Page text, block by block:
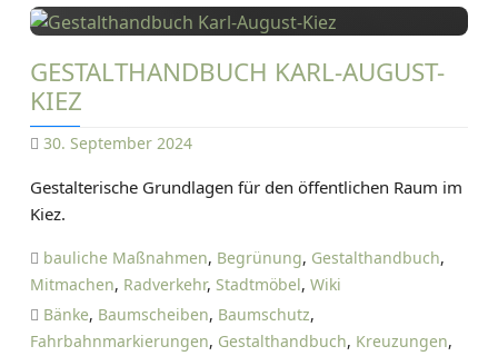
GESTALTHANDBUCH KARL-AUGUST-
KIEZ
30. September 2024
A
I
E
Gestalterische Grundlagen für den öffentlichen Raum im
Kiez.
bauliche Maßnahmen, Begrünung, Gestalthandbuch,
Mitmachen, Radverkehr, Stadtmöbel, Wiki
Bänke, Baumscheiben, Baumschutz,
Fahrbahnmarkierungen, Gestalthandbuch, Kreuzungen,